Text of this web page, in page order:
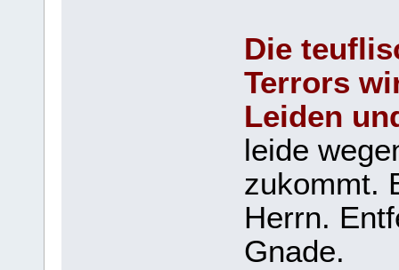
Die
Terrors
Leiden
leide
zukommt.
Herrn.
Gnade.